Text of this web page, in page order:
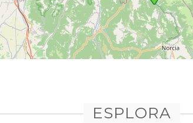
ESPLORA